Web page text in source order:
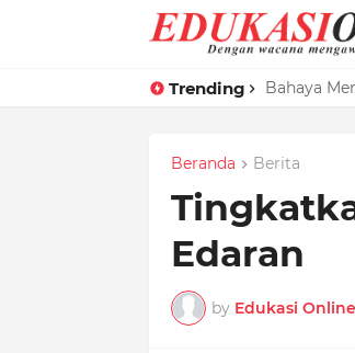
Trending Bahaya
Beranda Berita
Edaran
by Edukasi Online